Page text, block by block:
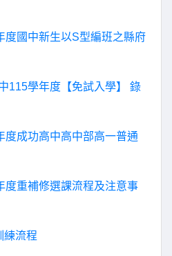
度國中新生以S型編班之縣府
115學年度【免試入學】 錄
度成功高中高中部高一普通
度重補修選課流程及注意事
練流程